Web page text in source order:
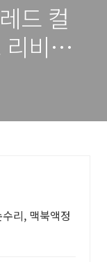
드 컬
비서
리, 맥북액정